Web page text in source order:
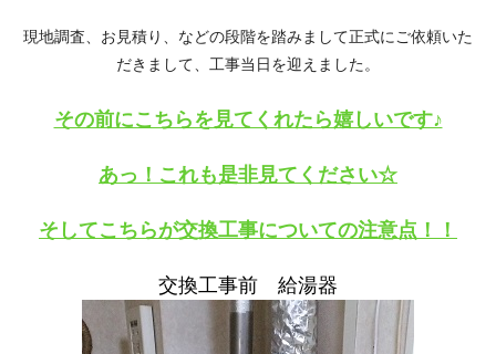
現地調査、お見積り、などの段階を踏みまして正式にご依頼いた
だきまして、工事当日を迎えました。
その前にこちらを見てくれたら嬉しいです♪
あっ！これも是非見てください☆
そしてこちらが交換工事についての注意点！！
交換工事前 給湯器